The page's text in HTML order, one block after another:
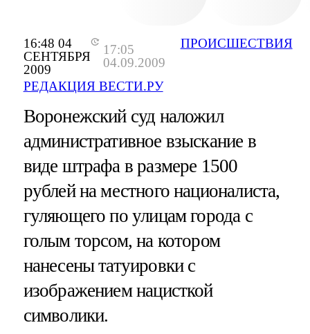
16:48 04
СЕНТЯБРЯ
2009
17:05
04.09.2009
РЕДАКЦИЯ ВЕСТИ.РУ
ПРОИСШЕСТВИЯ
Воронежский суд наложил
административное взыскание в
виде штрафа в размере 1500
рублей на местного националиста,
гуляющего по улицам города с
голым торсом, на котором
нанесены татуировки с
изображением нацисткой
символики.